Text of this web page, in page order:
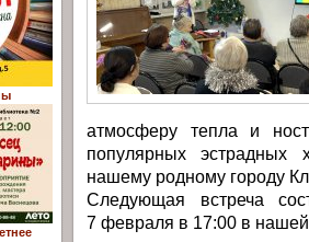
атмосферу тепла и
популярных эстрадных
нашему родному городу
Следующая встреча
7 февраля в 17:00 в нашей